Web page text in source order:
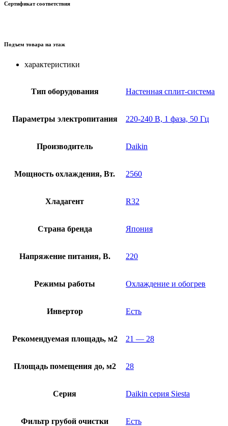
Сертификат соответствия
Подъем товара на этаж
характеристики
Тип оборудования Настенная сплит-система
Параметры электропитания 220-240 В, 1 фаза, 50 Гц
Производитель Daikin
Мощность охлаждения, Вт. 2560
Хладагент R32
Страна бренда Япония
Напряжение питания, В. 220
Режимы работы Охлаждение и обогрев
Инвертор Есть
Рекомендуемая площадь, м2 21 — 28
Площадь помещения до, м2 28
Серия Daikin серия Siesta
Фильтр грубой очистки Есть